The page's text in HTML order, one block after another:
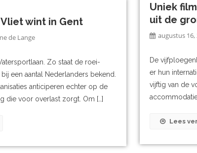
wint in Gent
de Lange
Zo staat de roei-
een aantal Nederlanders bekend.
anticiperen echter op de
die voor overlast zorgt. Om […]
Uniek
uit de
augustus 16,
De
er hun
vijftig van de
accommodatie
Lees